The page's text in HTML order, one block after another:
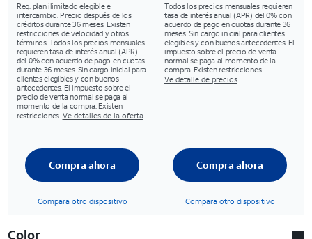
Req. plan ilimitado elegible e
intercambio. Precio después de los
créditos durante 36 meses. Existen
restricciones de velocidad y otros
términos. Todos los precios mensuales
requieren tasa de interés anual (APR)
del 0% con acuerdo de pago en cuotas
durante 36 meses. Sin cargo inicial para
clientes elegibles y con buenos
antecedentes. El impuesto sobre el
precio de venta normal se paga al
momento de la compra. Existen
restricciones. Ve detalles de la oferta
Todos los precios mensuales requieren
tasa de interés anual (APR) del 0% con
acuerdo de pago en cuotas durante 36
meses. Sin cargo inicial para clientes
elegibles y con buenos antecedentes. El
impuesto sobre el precio de venta
normal se paga al momento de la
compra. Existen restricciones.
Ve detalle de precios
Compra ahora
Compara otro dispositivo
Compra ahora
Compara otro dispositivo
Color